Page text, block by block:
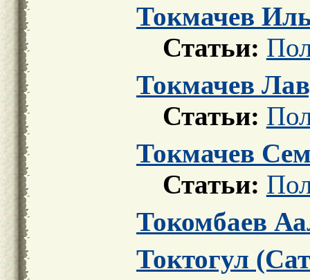
Токмачев
Статьи:
Токмачев
Статьи:
Токмачев
Статьи:
Токомбаев
Токтогул